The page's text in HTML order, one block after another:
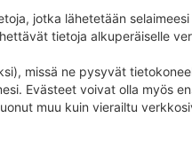
jotka lähetetään
tietoja alkuperäiselle
missä ne pysyvät
Evästeet voivat olla myös
muu kuin vierailtu